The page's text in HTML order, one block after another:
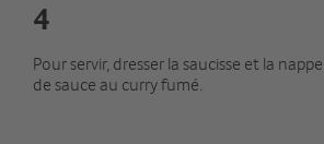
4
Pour servir, dresser la saucisse et la
de sauce au curry fumé.